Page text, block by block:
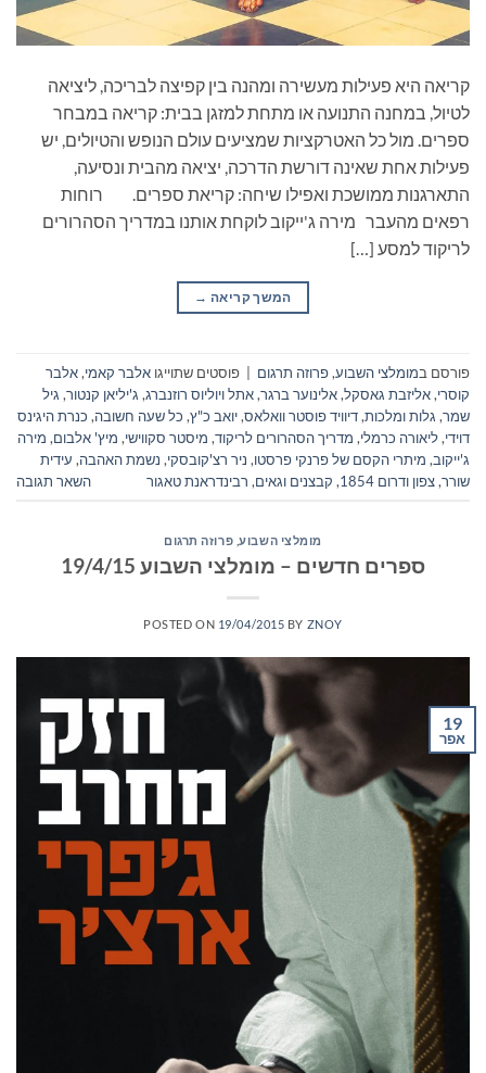
קריאה היא פעילות מעשירה ומהנה בין קפיצה לבריכה, ליציאה
לטיול, במחנה התנועה או מתחת למזגן בבית: קריאה במבחר
ספרים. מול כל האטרקציות שמציעים עולם הנופש והטיולים, יש
פעילות אחת שאינה דורשת הדרכה, יציאה מהבית ונסיעה,
התארגנות ממושכת ואפילו שיחה: קריאת ספרים. רוחות
רפאים מהעבר מירה ג'ייקוב לוקחת אותנו במדריך הסהרורים
לריקוד למסע […]
המשך קריאה →
פורסם במומלצי השבוע,פרוזה תרגום פוסטים שתוייגו אלבר קאמי,אלבר
קוסרי,אליזבת גאסקל,אלינוער ברגר,אתל ויוליוס רוזנברג, ג'יליאן קנטור, גיל
שמר, גלות ומלכות,דיוויד פוסטר וואלאס,יואב כ"ץ, כל שעה חשובה, כנרת היגינס
דוידי,ליאורה כרמלי, מדריך הסהרורים לריקוד, מיסטר סקווישי, מיץ' אלבום, מירה
ג'ייקוב, מיתרי הקסם של פרנקי פרסטו, ניר רצ'קובסקי, נשמת האהבה, עידית
שורר,צפון ודרום 1854 , קבצנים וגאים, רבינדראנת טאגור השאר תגובה
מומלצי השבוע, פרוזה תרגום
ספרים חדשים – מומלצי השבוע 19/4/15
POSTED ON 19/04/2015 BY ZNOY
19
אפר